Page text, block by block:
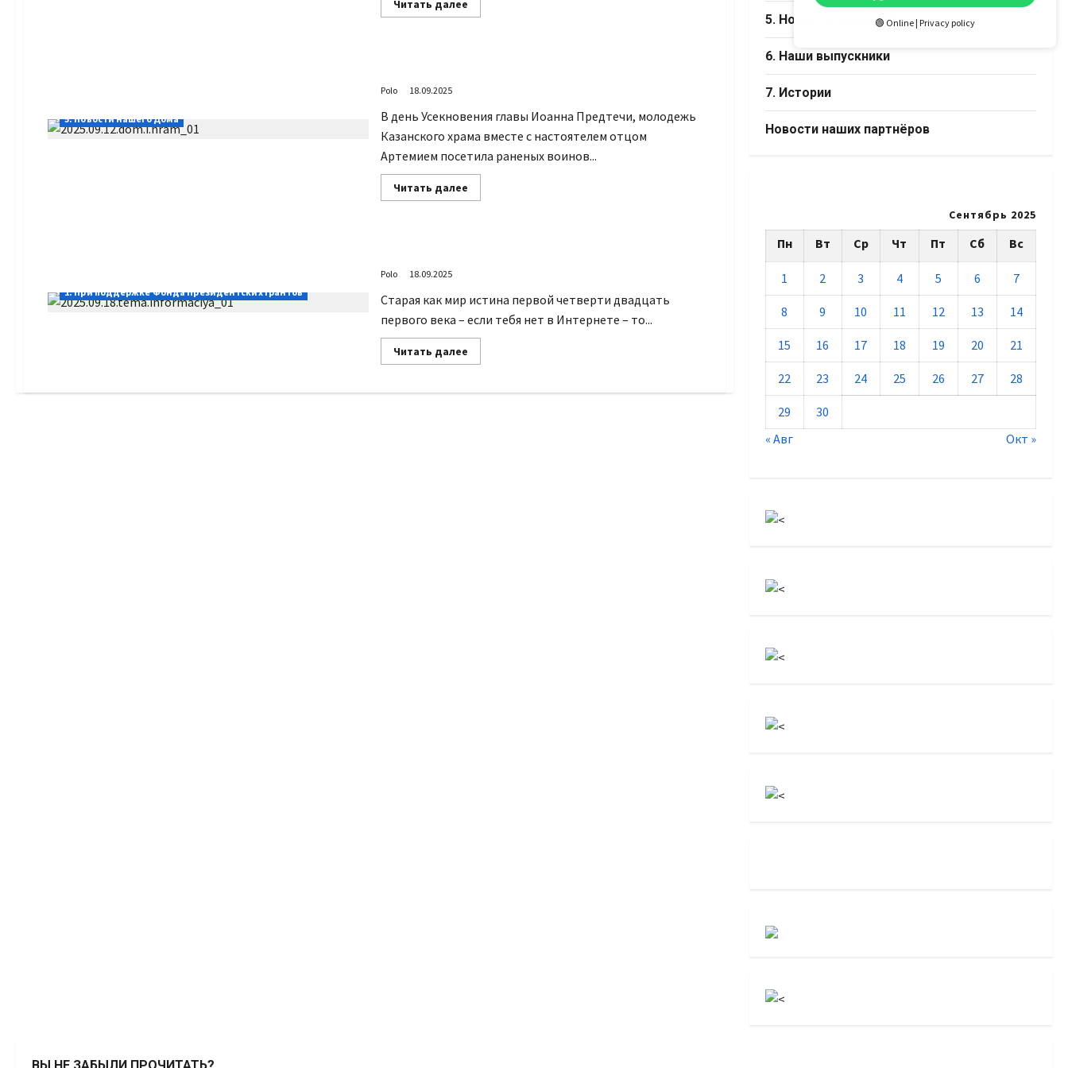
Читать далееПрочитать
больше
5. Новости нашего Дома
Polo 18.09.2025
В день Усекновения главы Иоанна Предтечи, молодежь
Казанского храма вместе с настоятелем отцом
Артемием посетила раненых воинов...
Читать далееПрочитать
больше
1. При поддержке Фонда Президентских грантов
Polo 18.09.2025
Старая как мир истина первой четверти двадцать
первого века – если тебя нет в Интернете – то...
Читать далееПрочитать
больше
обсуждения
5. Новости нашего Дома
6. Наши выпускники
7. Истории
Новости наших партнёров
Сентябрь 2025
Пн Вт Ср Чт Пт Сб Вс
1 2 3 4 5 6 7
8 9 10 11 12 13 14
15 16 17 18 19 20 21
22 23 24 25 26 27 28
29
30
« Авг
Окт »
🟢 Online | Privacy policy